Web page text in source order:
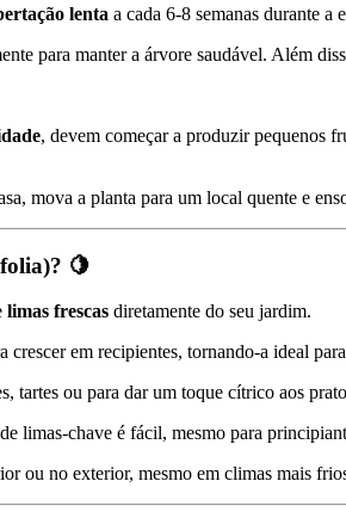
lenta a cada 6-8 semanas durante a
para manter a árvore saudável. Além
, devem começar a produzir pequenos
mova a planta para um local quente e
🍋
limas frescas diretamente do seu jardim.
crescer em recipientes, tornando-a ideal
tartes ou para dar um toque cítrico aos
limas-chave é fácil, mesmo para
ou no exterior, mesmo em climas mais